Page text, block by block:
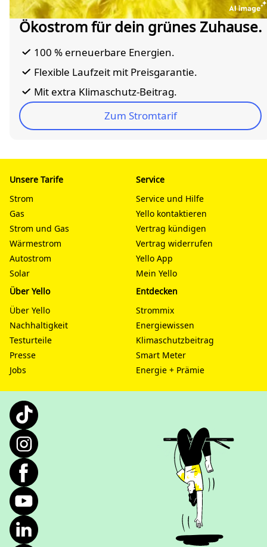
Ökostrom für dein grünes Zuhause.
100 % erneuerbare Energien.
Flexible Laufzeit mit Preisgarantie.
Mit extra Klimaschutz-Beitrag.
Zum Stromtarif
Unsere Tarife
Strom
Gas
Strom und Gas
Wärmestrom
Autostrom
Solar
Service
Service und Hilfe
Yello kontaktieren
Vertrag kündigen
Vertrag widerrufen
Yello App
Mein Yello
Über Yello
Über Yello
Nachhaltigkeit
Testurteile
Presse
Jobs
Entdecken
Strommix
Energiewissen
Klimaschutzbeitrag
Smart Meter
Energie + Prämie